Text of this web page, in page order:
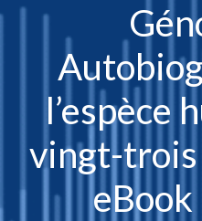
l’espèce
vingt-trois
eBook